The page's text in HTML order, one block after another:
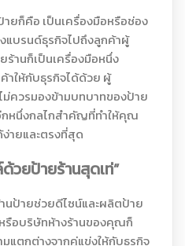
ยก็คือ เป็นเครื่องมือหรือช่อง
แบรนด์ธุรกิจไปถึงลูกค้าผู้
ร้านก็เป็นเครื่องมือหนึ่ง
าให้กับธุรกิจได้ด้วย ผู้
ม่ควรมองข้ามบทบาทของป้าย
กหนึ่งกลไกสำคัญที่ทำให้คุณ
ายและตรงที่สุด
วยป้ายร้านสุดเท่”
นป้ายช่วยดีไซน์และผลิตป้าย
รือบริษัทห้างร้านของคุณก็
แตกต่างจากคู่แข่งให้กับธุรกิจ